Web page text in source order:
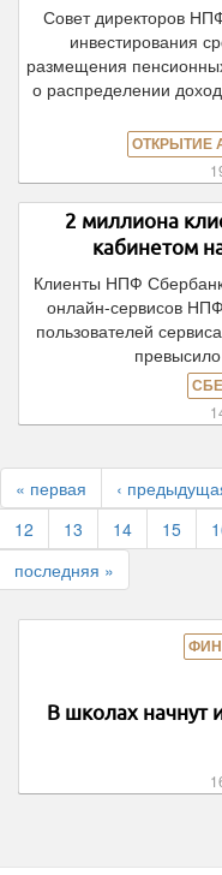
Совет директоров
инвестирования
размещения
о распределении
ОТКРЫТИЕ
2 миллиона
кабинетом
Клиенты НПФ
онлайн-сервисов
пользователей
« первая ‹
12
13 14 15
последняя »
В школах начнут